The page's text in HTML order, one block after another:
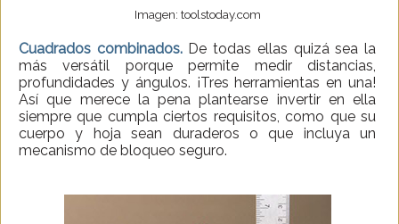
Imagen: toolstoday.com
Cuadrados combinados. De todas ellas quizá sea la
más versátil porque permite medir distancias,
profundidades y ángulos. ¡Tres herramientas en una!
Así que merece la pena plantearse invertir en ella
siempre que cumpla ciertos requisitos, como que su
cuerpo y hoja sean duraderos o que incluya un
mecanismo de bloqueo seguro.